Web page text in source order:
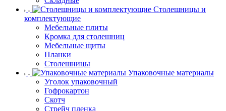
Столешницы и
комплектующие
Мебельные плиты
Кромка для столешниц
Мебельные щиты
Планки
Столешницы
Упаковочные материалы
Уголок упаковочный
Гофрокартон
Скотч
Стрейч пленка